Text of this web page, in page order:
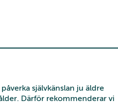
självkänslan ju äldre
Därför rekommenderar vi